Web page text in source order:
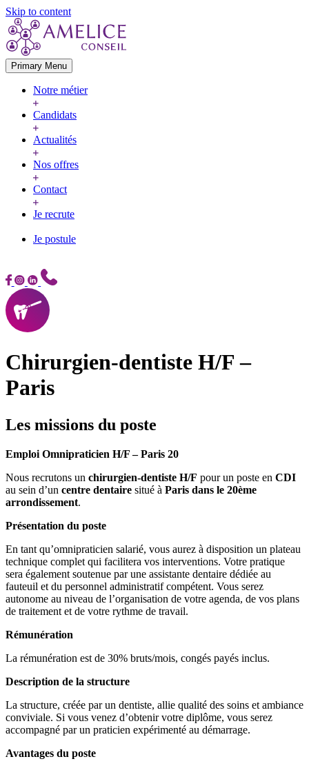
Skip to content
Primary Menu
Notre métier
Candidats
Actualités
Nos offres
Contact
Je recrute
Je postule
Chirurgien-dentiste H/F –
Paris
Les missions du poste
Emploi Omnipraticien H/F – Paris 20
Nous recrutons un chirurgien-dentiste H/F pour un poste en CDI
au sein d’un centre dentaire situé à Paris dans le 20ème
arrondissement.
Présentation du poste
En tant qu’omnipraticien salarié, vous aurez à disposition un plateau
technique complet qui facilitera vos interventions. Votre pratique
sera également soutenue par une assistante dentaire dédiée au
fauteuil et du personnel administratif compétent. Vous serez
autonome au niveau de l’organisation de votre agenda, de vos plans
de traitement et de votre rythme de travail.
Rémunération
La rémunération est de 30% bruts/mois, congés payés inclus.
Description de la structure
La structure, créée par un dentiste, allie qualité des soins et ambiance
conviviale. Si vous venez d’obtenir votre diplôme, vous serez
accompagné par un praticien expérimenté au démarrage.
Avantages du poste